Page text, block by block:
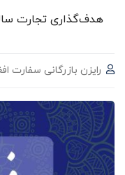
رایزن بازرگانی سفارت